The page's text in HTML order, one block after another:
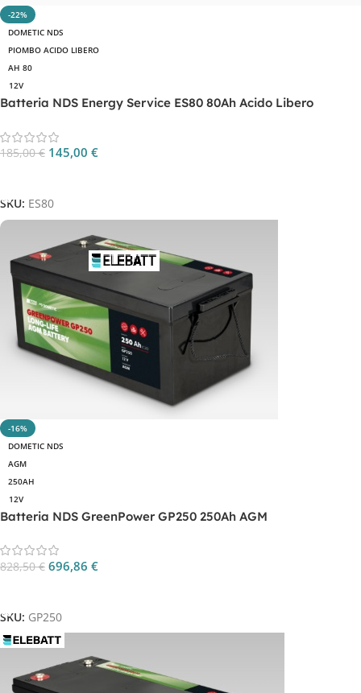
-22%
DOMETIC NDS
PIOMBO ACIDO LIBERO
AH 80
12V
Batteria NDS Energy Service ES80 80Ah Acido Libero
185,00€ 145,00 €
SKU: ES80
-16%
DOMETIC NDS
AGM
250AH
12V
Batteria NDS GreenPower GP250 250Ah AGM
828,50€ 696,86 €
SKU: GP250